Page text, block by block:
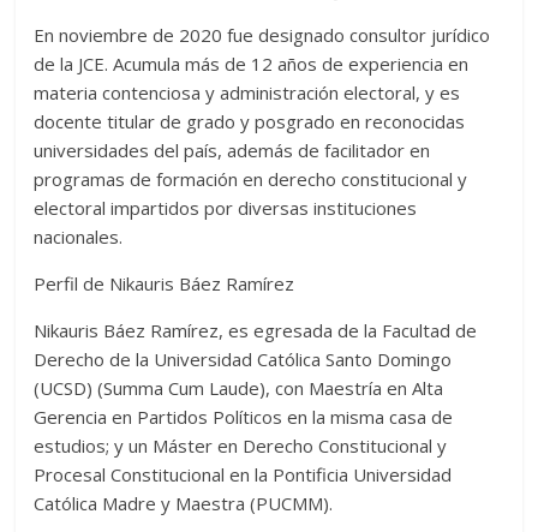
En noviembre de 2020 fue designado consultor jurídico
de la JCE. Acumula más de 12 años de experiencia en
materia contenciosa y administración electoral, y es
docente titular de grado y posgrado en reconocidas
universidades del país, además de facilitador en
programas de formación en derecho constitucional y
electoral impartidos por diversas instituciones
nacionales.
Perfil de Nikauris Báez Ramírez
Nikauris Báez Ramírez, es egresada de la Facultad de
Derecho de la Universidad Católica Santo Domingo
(UCSD) (Summa Cum Laude), con Maestría en Alta
Gerencia en Partidos Políticos en la misma casa de
estudios; y un Máster en Derecho Constitucional y
Procesal Constitucional en la Pontificia Universidad
Católica Madre y Maestra (PUCMM).